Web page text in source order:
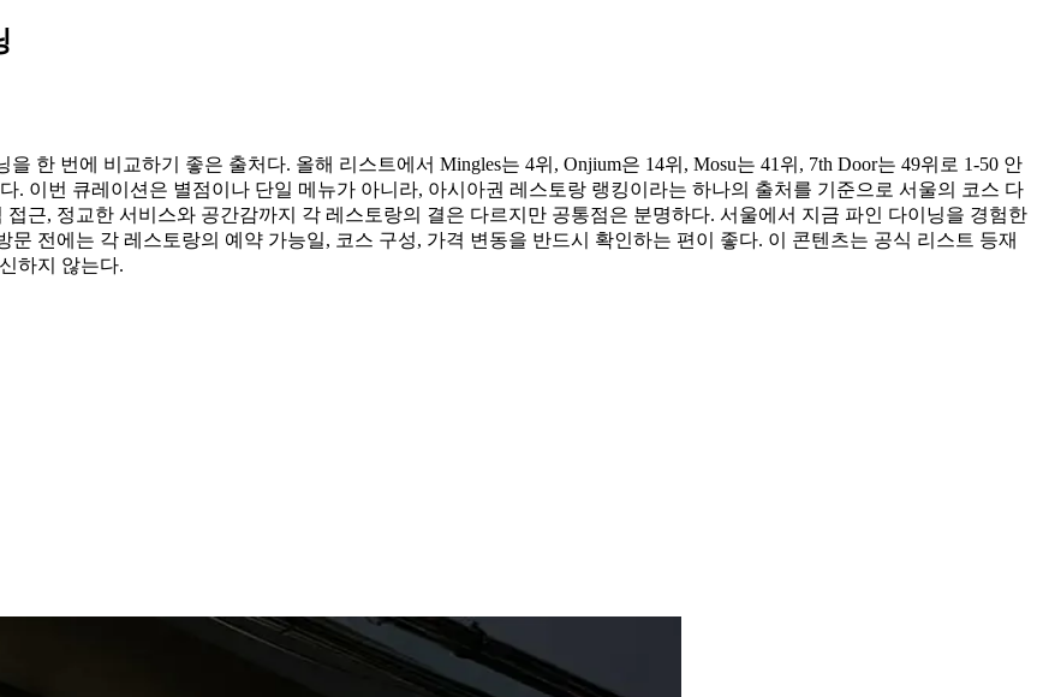
을 한 번에 비교하기 좋은 출처다. 올해 리스트에서 Mingles는 4위, Onjium은 14위, Mosu는 41위, 7th Door는 49위로 1-50 안
. 이번 큐레이션은 별점이나 단일 메뉴가 아니라, 아시아권 레스토랑 랭킹이라는 하나의 출처를 기준으로 서울의 코스 다
근, 정교한 서비스와 공간감까지 각 레스토랑의 결은 다르지만 공통점은 분명하다. 서울에서 지금 파인 다이닝을 경험한
전에는 각 레스토랑의 예약 가능일, 코스 구성, 가격 변동을 반드시 확인하는 편이 좋다. 이 콘텐츠는 공식 리스트 등재
하지 않는다.